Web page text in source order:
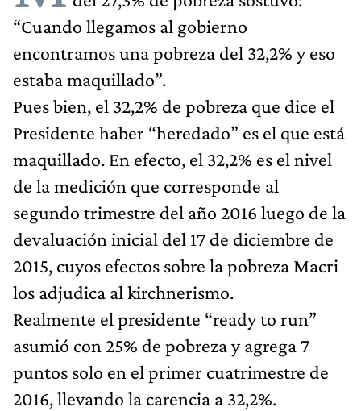
“Cuando llegamos al gobierno
encontramos una pobreza del 32,2% y eso
estaba maquillado”.
Pues bien, el 32,2% de pobreza que dice el
Presidente haber “heredado” es el que está
maquillado. En efecto, el 32,2% es el nivel
de la medición que corresponde al
segundo trimestre del año 2016 luego de la
devaluación inicial del 17 de diciembre de
2015, cuyos efectos sobre la pobreza Macri
los adjudica al kirchnerismo.
Realmente el presidente “ready to run”
asumió con 25% de pobreza y agrega 7
puntos solo en el primer cuatrimestre de
2016, llevando la carencia a 32,2%.